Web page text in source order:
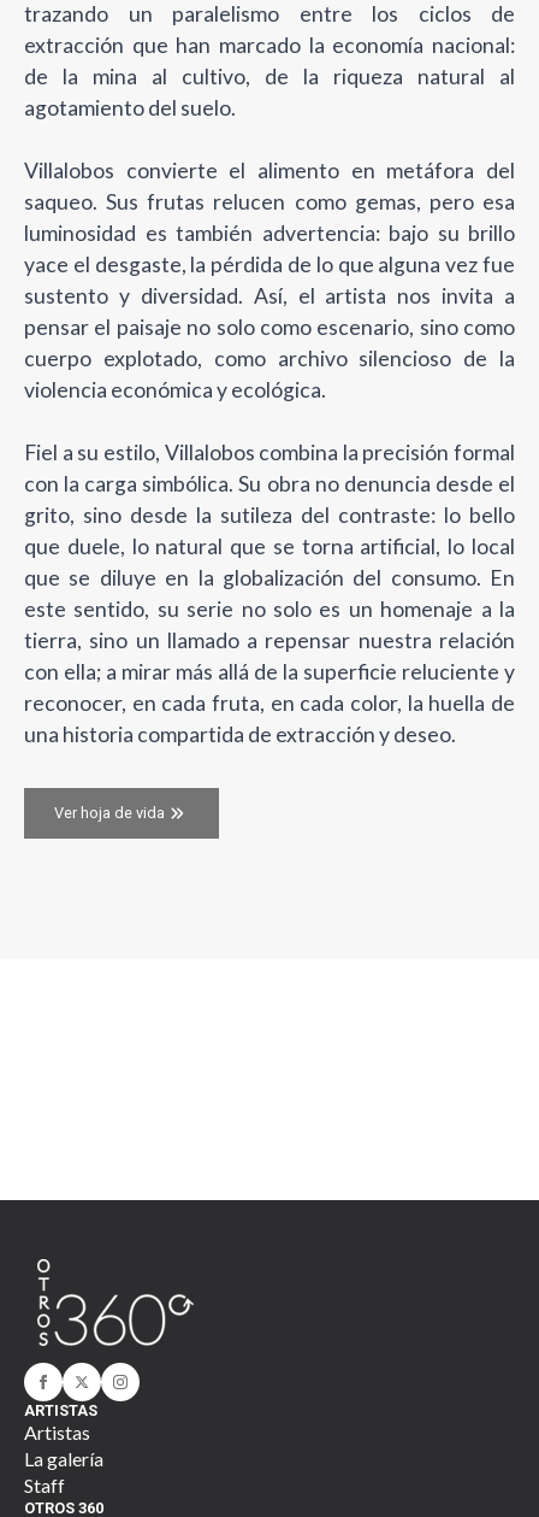
trazando un paralelismo entre los ciclos de
extracción que han marcado la economía nacional:
de la mina al cultivo, de la riqueza natural al
agotamiento del suelo.
Villalobos convierte el alimento en metáfora del
saqueo. Sus frutas relucen como gemas, pero esa
luminosidad es también advertencia: bajo su brillo
yace el desgaste, la pérdida de lo que alguna vez fue
sustento y diversidad. Así, el artista nos invita a
pensar el paisaje no solo como escenario, sino como
cuerpo explotado, como archivo silencioso de la
violencia económica y ecológica.
Fiel a su estilo, Villalobos combina la precisión formal
con la carga simbólica. Su obra no denuncia desde el
grito, sino desde la sutileza del contraste: lo bello
que duele, lo natural que se torna artificial, lo local
que se diluye en la globalización del consumo. En
este sentido, su serie no solo es un homenaje a la
tierra, sino un llamado a repensar nuestra relación
con ella; a mirar más allá de la superficie reluciente y
reconocer, en cada fruta, en cada color, la huella de
una historia compartida de extracción y deseo.
Ver hoja de vida
ARTISTAS
Artistas
La galería
Staff
OTROS 360